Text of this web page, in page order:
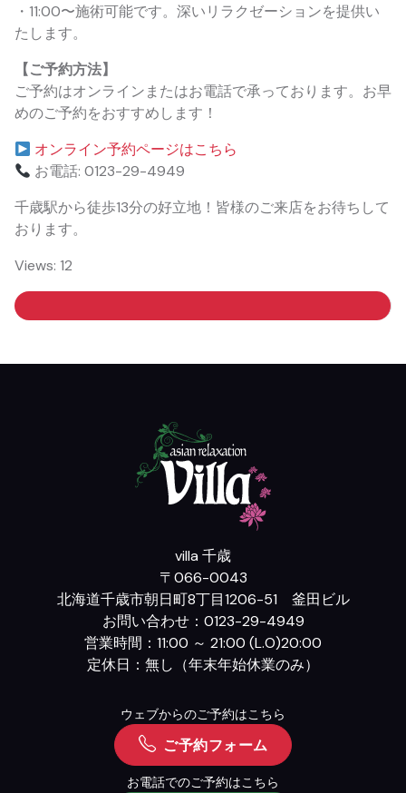
・11:00〜施術可能です。深いリラクゼーションを提供い
たします。
【ご予約方法】
ご予約はオンラインまたはお電話で承っております。お早
めのご予約をおすすめします！
オンライン予約ページはこちら
お電話: 0123-29-4949
千歳駅から徒歩13分の好立地！皆様のご来店をお待ちして
おります。
Views: 12
villa 千歳
〒066-0043
北海道千歳市朝日町8丁目1206-51 釜田ビル
お問い合わせ：0123-29-4949
営業時間：11:00 ～ 21:00 (L.O)20:00
定休日：無し（年末年始休業のみ）
ウェブからのご予約はこちら
ご予約フォーム
お電話でのご予約はこちら